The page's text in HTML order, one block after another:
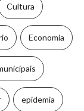
Cultura
Economia
epidemia